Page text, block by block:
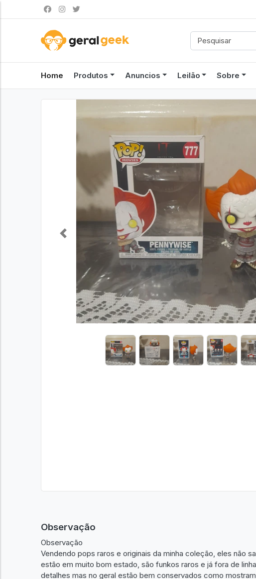
Home Produtos Anuncios Leilão Sobre
Previous
Observação
Observação
Vendendo pops raros e originais da minha coleção, eles não
estão em muito bom estado, são funkos raros e já fora de
detalhes mas no geral estão bem conservados como